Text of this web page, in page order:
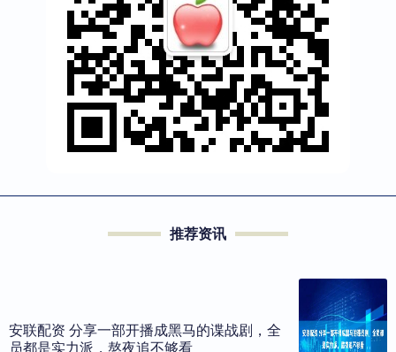
推荐资讯
安联配资 分享一部开播成黑马的谍战剧，全
员都是实力派，熬夜追不够看